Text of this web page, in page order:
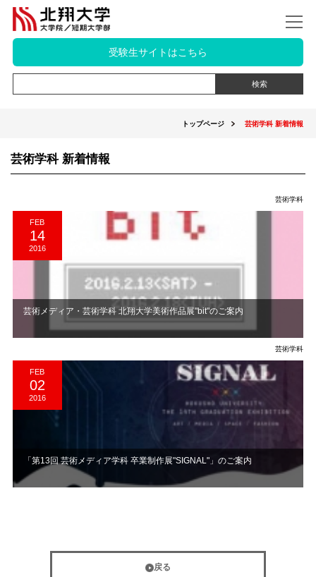
受験生サイトはこちら
トップページ 芸術学科 新着情報
芸術学科 新着情報
芸術学科
FEB
14
2016
芸術メディア・芸術学科 北翔大学美術作品展"bit"のご案内
芸術学科
FEB
02
2016
「第13回 芸術メディア学科 卒業制作展"SIGNAL"」のご案内
戻る